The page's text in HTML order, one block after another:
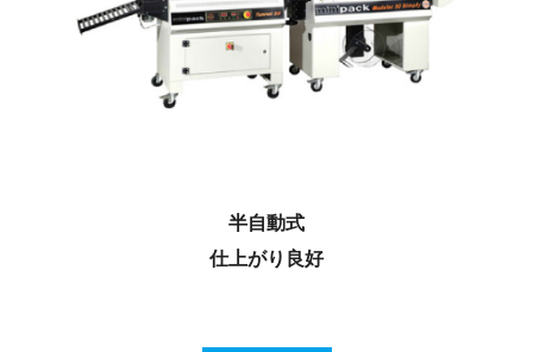
半自動式
仕上がり良好